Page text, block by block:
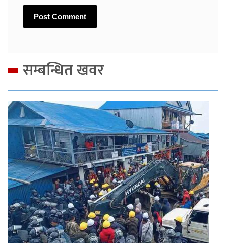
सम्बन्धित खवर